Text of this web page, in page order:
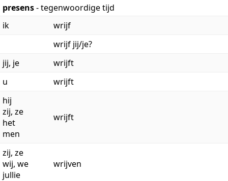
presens- tegenwoordige tijd
ik
wrijf
wrijf jij/je?
jij, je
wrijft
u
wrijft
hij
zij, ze
het
men
wrijft
zij, ze
wij, we
jullie
wrijven